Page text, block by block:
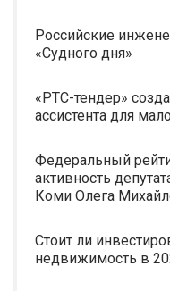
Российские
«Судного дня»
«РТС-тендер»
ассистента для
Федеральный
активность
Коми Олега
Стоит ли
недвижимость в